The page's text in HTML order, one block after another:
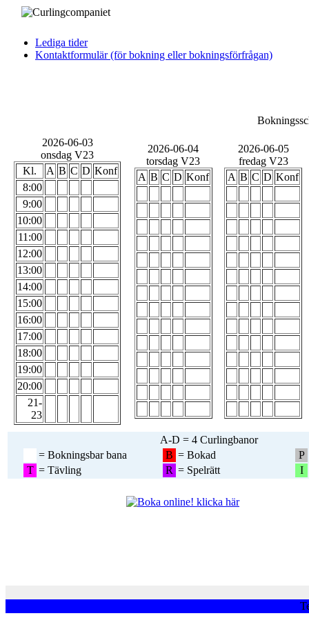
Lediga tider
Kontaktformulär (för bokning eller bokningsförfrågan)
2026-06-03
onsdag V23
Kl.
A B C D Konf
8:00
9:00
10:00
11:00
12:00
13:00
14:00
15:00
16:00
17:00
18:00
19:00
20:00
21-
23
2026-06-04
torsdag V23
A B C D Konf
2026-06-05
fredag V23
A B C D Konf
A-D = 4 Curlingbanor
= Bokningsbar bana
B = Bokad
P
T = Tävling R = Spelrätt I